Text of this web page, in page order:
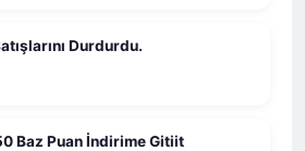
Altın Satışlarını Durdurdu.
Merkez Bankası 250 Baz Puan İndirime Gitiit